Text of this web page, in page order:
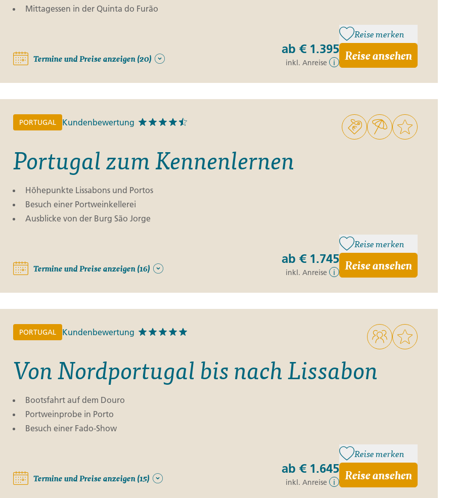
Mittagessen in der Quinta do Furão
Termine und Preise anzeigen (20)
ab € 1.395
inkl. Anreise i
Reise merken
Reise ansehen
PORTUGAL Kundenbewertung
Portugal zum Kennenlernen
Höhepunkte Lissabons und Portos
Besuch einer Portweinkellerei
Ausblicke von der Burg São Jorge
Termine und Preise anzeigen (16)
ab € 1.745
inkl. Anreise i
Reise merken
Reise ansehen
PORTUGAL Kundenbewertung
Von Nordportugal bis nach Lissabon
Bootsfahrt auf dem Douro
Portweinprobe in Porto
Besuch einer Fado-Show
Termine und Preise anzeigen (15)
ab € 1.645
inkl. Anreise i
Reise merken
Reise ansehen